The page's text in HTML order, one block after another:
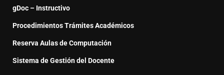
gDoc – Instructivo
Procedimientos Trámites Académicos
Reserva Aulas de Computación
Sistema de Gestión del Docente